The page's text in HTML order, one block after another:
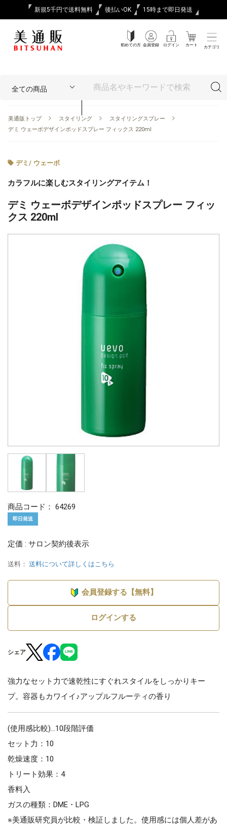
新規5千円で送料無料 後払いOK 15時まで即日発送
初めての方 会員登録 ログイン カート カテゴリ
美通販トップ スタイリング
スタイリングスプレー
デミ ウェーボデザインポッドスプレー フィックス 220ml
デミ / ウェーボ
カラフルに楽しむスタイリングアイテム！
デミ ウェーボデザインポッドスプレー フィッ
クス 220ml
商品コード： 64269
即日発送
定価 : サロン契約後表示
送料： 送料について詳しくはこちら
会員登録する【無料】
ログインする
シェア
強力なセット力で速乾性にすぐれスタイルをしっかりキー
プ。容器もカワイイ♪アップルフルーティの香り
(使用感比較)…10段階評価
セット力：10
乾燥速度：10
トリート効果：4
香料入
ガスの種類：DME・LPG
※美通販研究員が比較・検証しました。使用感には個人差があ